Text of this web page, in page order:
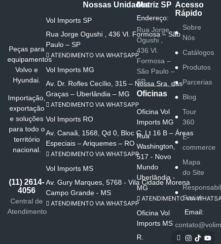
Peças para
equipamentos
Volvo e
Hyundai.
Importação,
exportação
e soluções
para todo o
território
nacional.
(11) 2614-
4056
Central de
Atendimento
Nossas Unidades
Vol Imports SP
Rua Jorge Ogushi , 436 Vl. Formosa – São
Paulo – SP
ATENDIMENTO VIA WHATSAPP
Vol Imports MG
Av. Dr. Rofles Cecílio, 315 – Nossa Sra. das
Graças – Uberlândia – MG
ATENDIMENTO VIA WHATSAPP
Vol Imports RO
Av. Canaã, 1568, Qd 0, Bloc C, Lt 16 B – Áreas
Especiais – Ariquemes – RO
ATENDIMENTO VIA WHATSAPP
Vol Imports MS
Av. Gury Marques, 5768 - Vila Cidade Morena
Campo Grande - MS
ATENDIMENTO VIA WHATSAPP
Matriz SP
Endereço:
Rua Jorge
Ogushi ,
436 Vl.
Formosa –
São Paulo –
SP
Oficinas
Oficina Vol
Imports MG
Rua
Washington,
517 - Novo
Mundo
Uberlândia -
MG
ATENDIMENTO VIA
Oficina Vol
Imports MS
R.
Acesso
Rápido
Sobre
Nós
Catálogos
Produtos
Parcerias
Blog
Tour
360
E-
commerce
Mapa
do Site
Social
Email: